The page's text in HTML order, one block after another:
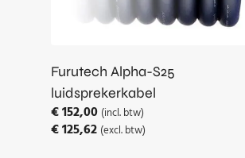
Furutech Alpha-S25
luidsprekerkabel
€152,00 (incl. btw)
€125,62 (excl. btw)